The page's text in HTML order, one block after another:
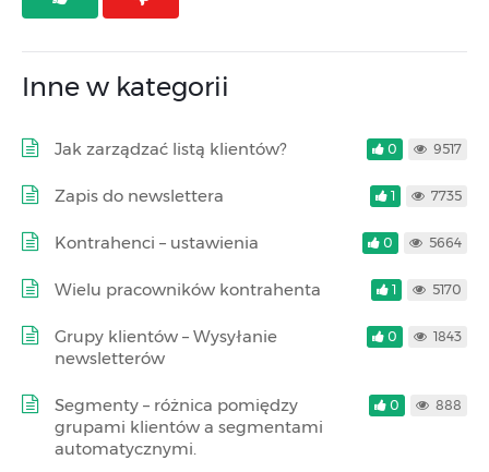
Inne w kategorii
Jak zarządzać listą klientów? 0 9517
Zapis do newslettera 1 7735
Kontrahenci – ustawienia 0 5664
Wielu pracowników kontrahenta 1 5170
Grupy klientów – Wysyłanie
newsletterów
0 1843
Segmenty – różnica pomiędzy
grupami klientów a segmentami
automatycznymi.
0 888